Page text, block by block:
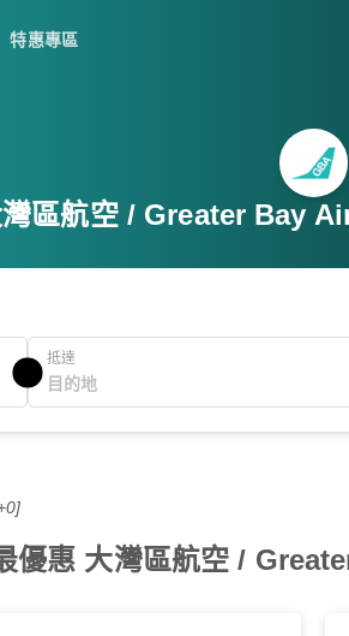
特惠專區
區航空 / Greater Bay
抵達
優惠 大灣區航空 /